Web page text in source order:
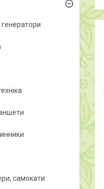
генератори
самокати